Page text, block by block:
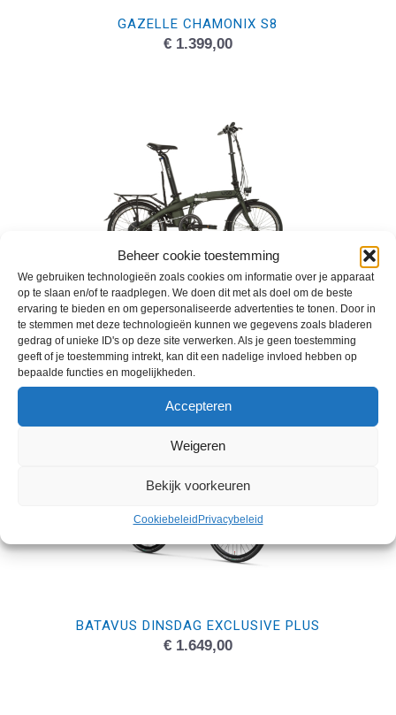
Beheer cookie toestemming
We gebruiken technologieën zoals cookies om informatie over je apparaat
op te slaan en/of te raadplegen. We doen dit met als doel om de beste
ervaring te bieden en om gepersonaliseerde advertenties te tonen. Door in
te stemmen met deze technologieën kunnen we gegevens zoals bladeren
gedrag of unieke ID's op deze site verwerken. Als je geen toestemming
geeft of je toestemming intrekt, kan dit een nadelige invloed hebben op
bepaalde functies en mogelijkheden.
Accepteren
Weigeren
Bekijk voorkeuren
CookiebeleidPrivacybeleid
GAZELLE CHAMONIX S8
€1.399,00
U-GO DARE ED7
€2.079,00 Oorspronkelijke
prijs
was:
€ 2.079,00.
€1.599,00Huidige
prijs
is:
Aanbieding!
BATAVUS DINSDAG EXCLUSIVE PLUS
€1.649,00